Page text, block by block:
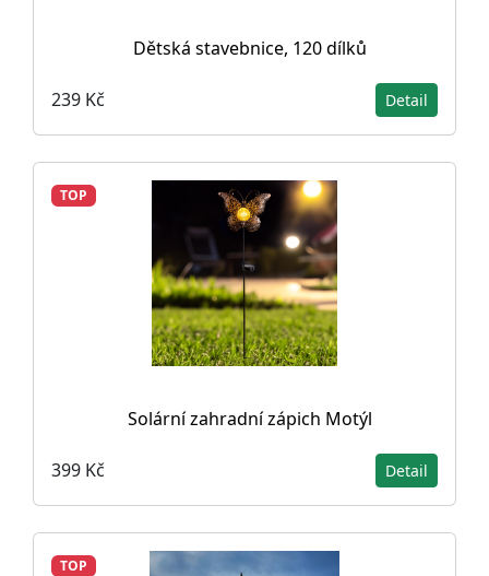
Dětská stavebnice, 120 dílků
239 Kč Detail
TOP
Solární zahradní zápich Motýl
399 Kč Detail
TOP